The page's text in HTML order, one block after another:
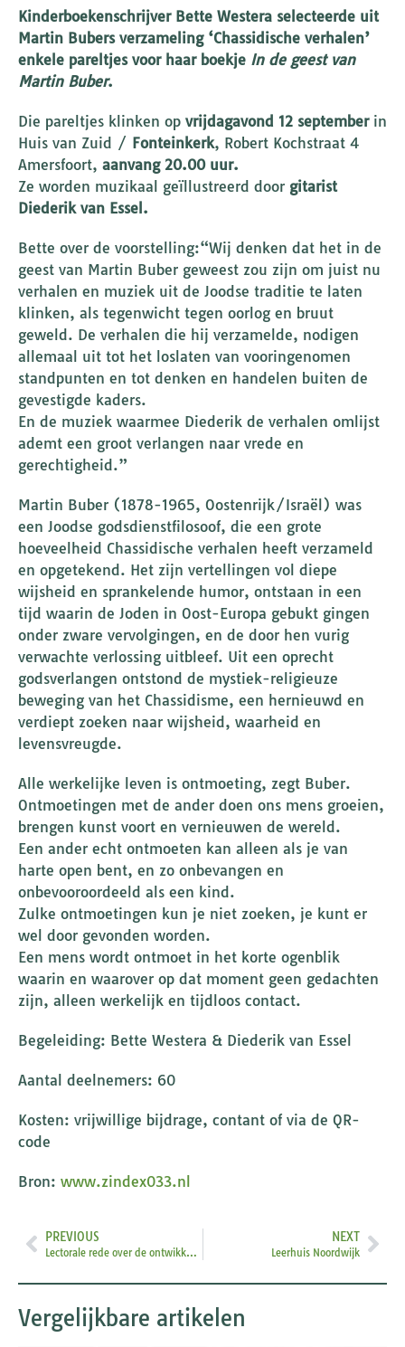
Kinderboekenschrijver Bette Westera selecteerde uit
Martin Bubers verzameling ‘Chassidische verhalen’
enkele pareltjes voor haar boekje In de geest van
Martin Buber.
Die pareltjes klinken op vrijdagavond 12 septemberin
Huis van Zuid / Fonteinkerk, Robert Kochstraat 4
Amersfoort, aanvang 20.00 uur.
Ze worden muzikaal geïllustreerd door gitarist
Diederik van Essel.
Bette over de voorstelling:“Wij denken dat het in de
geest van Martin Buber geweest zou zijn om juist nu
verhalen en muziek uit de Joodse traditie te laten
klinken, als tegenwicht tegen oorlog en bruut
geweld. De verhalen die hij verzamelde, nodigen
allemaal uit tot het loslaten van vooringenomen
standpunten en tot denken en handelen buiten de
gevestigde kaders.
En de muziek waarmee Diederik de verhalen omlijst
ademt een groot verlangen naar vrede en
gerechtigheid.”
Martin Buber (1878-1965, Oostenrijk/Israël) was
een Joodse godsdienstfilosoof, die een grote
hoeveelheid Chassidische verhalen heeft verzameld
en opgetekend. Het zijn vertellingen vol diepe
wijsheid en sprankelende humor, ontstaan in een
tijd waarin de Joden in Oost-Europa gebukt gingen
onder zware vervolgingen, en de door hen vurig
verwachte verlossing uitbleef. Uit een oprecht
godsverlangen ontstond de mystiek-religieuze
beweging van het Chassidisme, een hernieuwd en
verdiept zoeken naar wijsheid, waarheid en
levensvreugde.
Alle werkelijke leven is ontmoeting, zegt Buber.
Ontmoetingen met de ander doen ons mens groeien,
brengen kunst voort en vernieuwen de wereld.
Een ander echt ontmoeten kan alleen als je van
harte open bent, en zo onbevangen en
onbevooroordeeld als een kind.
Zulke ontmoetingen kun je niet zoeken, je kunt er
wel door gevonden worden.
Een mens wordt ontmoet in het korte ogenblik
waarin en waarover op dat moment geen gedachten
zijn, alleen werkelijk en tijdloos contact.
Begeleiding: Bette Westera & Diederik van Essel
Aantal deelnemers: 60
Kosten: vrijwillige bijdrage, contant of via de QR-
code
Bron: www.zindex033.nl
PREVIOUS
Lectorale rede over de ontwikkeling van het jodendom
NEXT
Leerhuis Noordwijk
Vergelijkbare artikelen